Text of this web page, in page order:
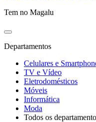
Tem no Magalu
Departamentos
Celulares e
TV e Vídeo
Eletrodomésticos
Móveis
Informática
Moda
Todos os